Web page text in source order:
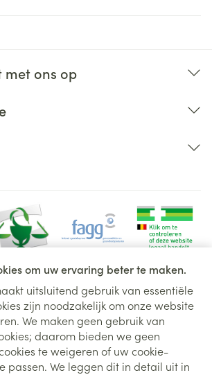
om uw ervaring beter te maken.
uitsluitend gebruik van essentiële
zijn noodzakelijk om onze website
We maken geen gebruik van
daarom bieden we geen
te weigeren of uw cookie-
passen. We leggen dit in detail uit in
met ons op